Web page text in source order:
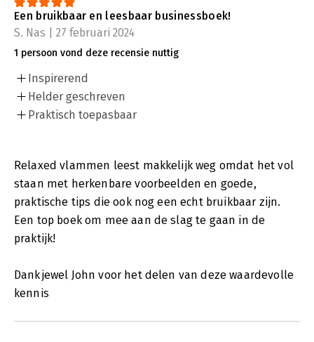
Een bruikbaar en leesbaar businessboek!
S. Nas | 27 februari 2024
1 persoon vond deze recensie nuttig
Inspirerend
Helder geschreven
Praktisch toepasbaar
Relaxed vlammen leest makkelijk weg omdat het vol
staan met herkenbare voorbeelden en goede,
praktische tips die ook nog een echt bruikbaar zijn.
Een top boek om mee aan de slag te gaan in de
praktijk!
Dankjewel John voor het delen van deze waardevolle
kennis